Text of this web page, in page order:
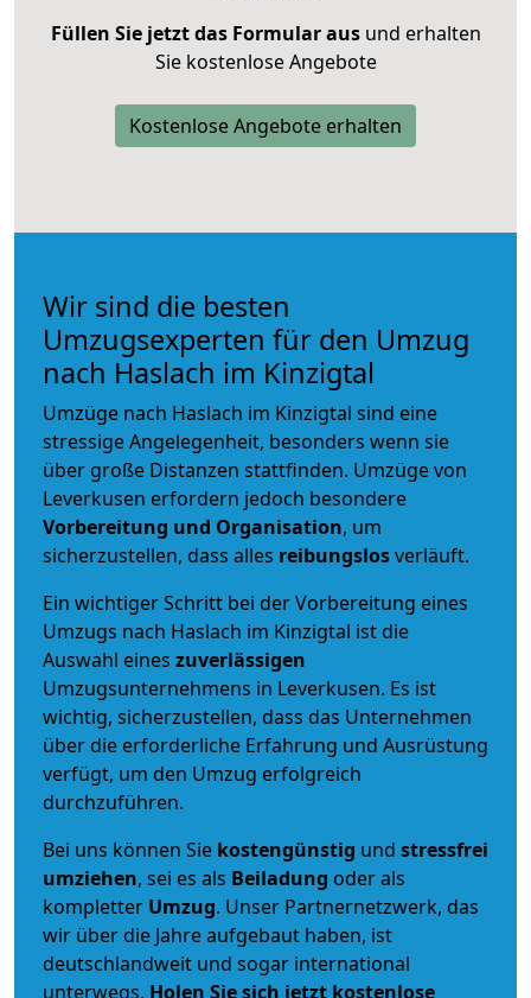
Füllen Sie jetzt das Formular ausund erhalten
Sie kostenlose Angebote
Kostenlose Angebote erhalten
Wir sind die besten
Umzugsexperten für den Umzug
nach Haslach im Kinzigtal
Umzüge nach Haslach im Kinzigtal sind eine
stressige Angelegenheit, besonders wenn sie
über große Distanzen stattfinden. Umzüge von
Leverkusen erfordern jedoch besondere
Vorbereitung und Organisation, um
sicherzustellen, dass alles reibungslosverläuft.
Ein wichtiger Schritt bei der Vorbereitung eines
Umzugs nach Haslach im Kinzigtal ist die
Auswahl eines zuverlässigen
Umzugsunternehmens in Leverkusen. Es ist
wichtig, sicherzustellen, dass das Unternehmen
über die erforderliche Erfahrung und Ausrüstung
verfügt, um den Umzug erfolgreich
durchzuführen.
Bei uns können Sie kostengünstig und stressfrei
umziehen, sei es als Beiladung oder als
kompletter Umzug. Unser Partnernetzwerk, das
wir über die Jahre aufgebaut haben, ist
deutschlandweit und sogar international
unterwegs. Holen Sie sich jetzt kostenlose